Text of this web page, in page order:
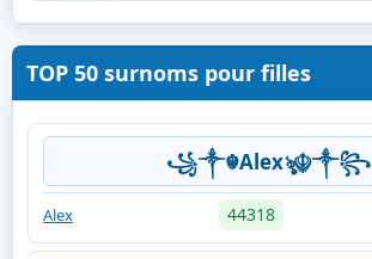
TOP 50 surnoms pour filles
꧁༒☬Alexৡ☬༒꧂
Alex 44318